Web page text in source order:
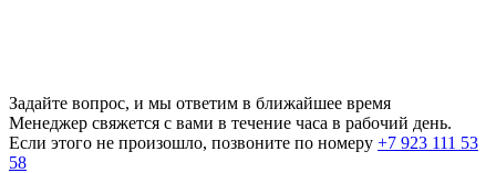
Задайте вопрос, и мы ответим в ближайшее время
Менеджер свяжется с вами в течение часа в рабочий день.
Если этого не произошло, позвоните по номеру +7 923 111 53
58